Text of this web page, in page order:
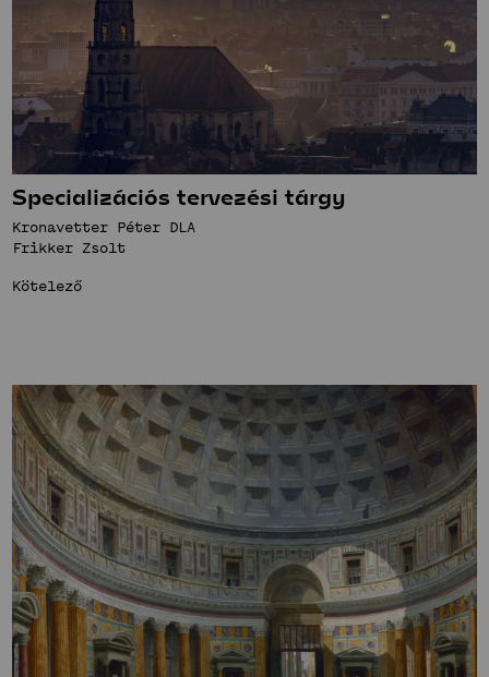
Specializációs tervezési tárgy
Kronavetter Péter DLA
Frikker Zsolt
Kötelező